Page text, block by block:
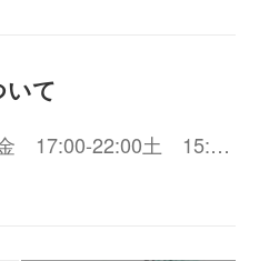
いて
金 17:00-22:00土 15:…